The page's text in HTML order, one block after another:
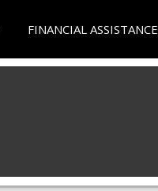
FINANCIAL ASSISTANCE